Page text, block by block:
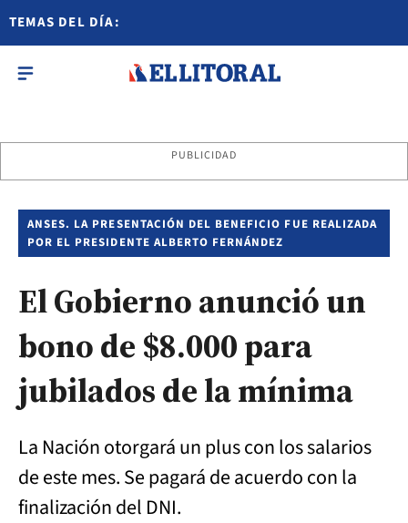
TEMAS DEL DÍA:
PUBLICIDAD
ANSES. LA PRESENTACIÓN DEL BENEFICIO FUE REALIZADA
POR EL PRESIDENTE ALBERTO FERNÁNDEZ
El Gobierno anunció un
bono de $8.000 para
jubilados de la mínima
La Nación otorgará un plus con los salarios
de este mes. Se pagará de acuerdo con la
finalización del DNI.